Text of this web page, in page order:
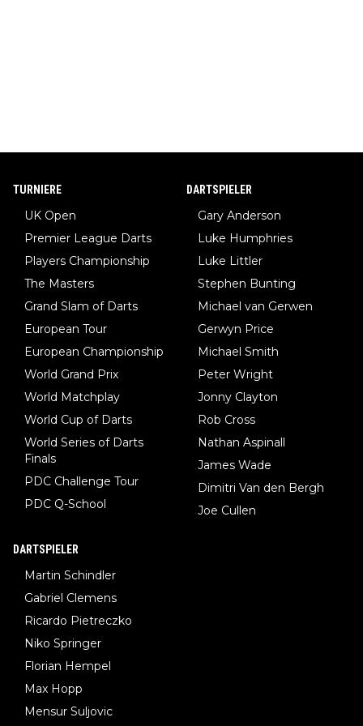
TURNIERE
UK Open
Premier League Darts
Players Championship
The Masters
Grand Slam of Darts
European Tour
European Championship
World Grand Prix
World Matchplay
World Cup of Darts
World Series of Darts
Finals
PDC Challenge Tour
PDC Q-School
DARTSPIELER
Gary Anderson
Luke Humphries
Luke Littler
Stephen Bunting
Michael van Gerwen
Gerwyn Price
Michael Smith
Peter Wright
Jonny Clayton
Rob Cross
Nathan Aspinall
James Wade
Dimitri Van den Bergh
Joe Cullen
DARTSPIELER
Martin Schindler
Gabriel Clemens
Ricardo Pietreczko
Niko Springer
Florian Hempel
Max Hopp
Mensur Suljovic